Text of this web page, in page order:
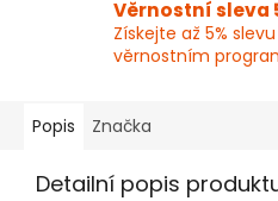
Věrnostní sleva
Získejte až 5%
věrnostním
Popis Značka
Detailní popis